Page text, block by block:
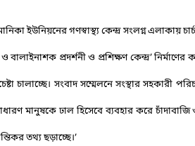
ইউনিয়নের গণস্বাস্থ্য কেন্দ্র সংলগ্ন এলাকায়
বালাইনাশক প্রদর্শনী ও প্রশিক্ষণ কেন্দ্র’
চালাচ্ছে। সংবাদ সম্মেলনে সংস্থার সহকারী
মানুষকে ঢাল হিসেবে ব্যবহার করে
তথ্য ছড়াচ্ছে।’